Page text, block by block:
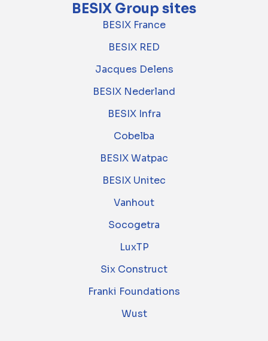
BESIX Group sites
BESIX France
BESIX RED
Jacques Delens
BESIX Nederland
BESIX Infra
Cobelba
BESIX Watpac
BESIX Unitec
Vanhout
Socogetra
LuxTP
Six Construct
Franki Foundations
Wust